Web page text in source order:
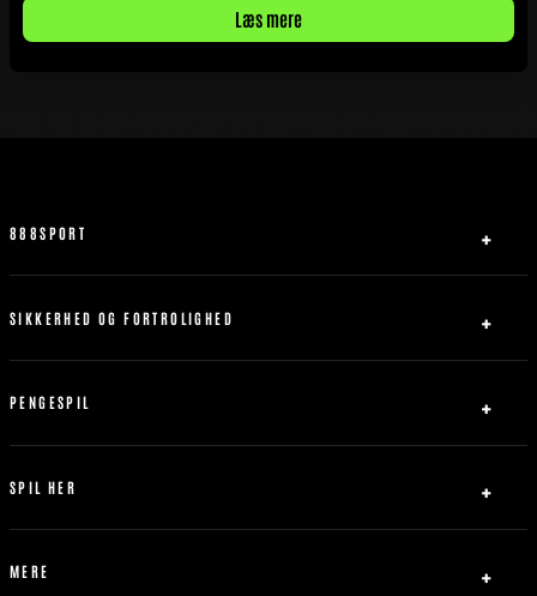
Læs mere
888SPORT
Om Os
Partner
SIKKERHED OG FORTROLIGHED
Privatlivspolitik
Ansvarligt Spil
Bonus Politik
PENGESPIL
Indbetaling
Udbetaling
SPIL HER
Fodbold
Tennis
MERE